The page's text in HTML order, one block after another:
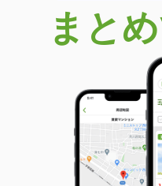
岩手県花巻市豊沢町
価 格
4万
49m²
間取り
3DK
岩手県盛岡市門１丁目
価 格
住 所
岩
まと